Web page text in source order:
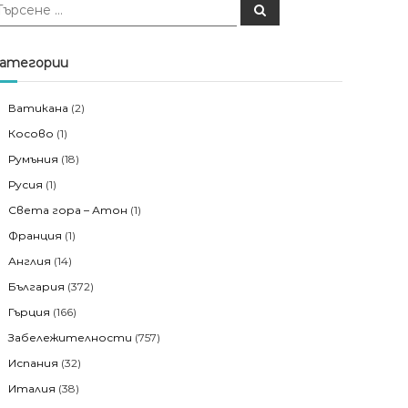
Т
ъ
е
Ватикана (2)
Косово (1)
Румъния (18)
Русия (1)
Света гора – Атон (1)
Франция (1)
Англия (14)
България (372)
Гърция (166)
Забележителности (757)
Испания (32)
Италия (38)